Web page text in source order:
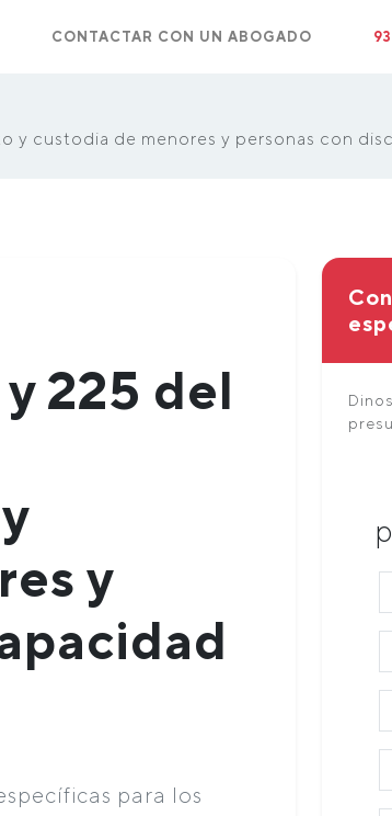
CONTACTAR CON UN ABOGADO
y custodia de menores y personas con
225 del
y
para los